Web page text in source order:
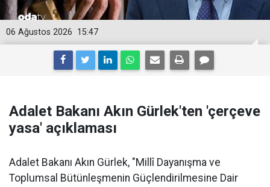
15:47
06 Ağustos 2026
Adalet Bakanı Akın Gürlek'ten 'çerçeve
yasa' açıklaması
Adalet Bakanı Akın Gürlek, "Millî Dayanışma ve
Toplumsal Bütünleşmenin Güçlendirilmesine Dair